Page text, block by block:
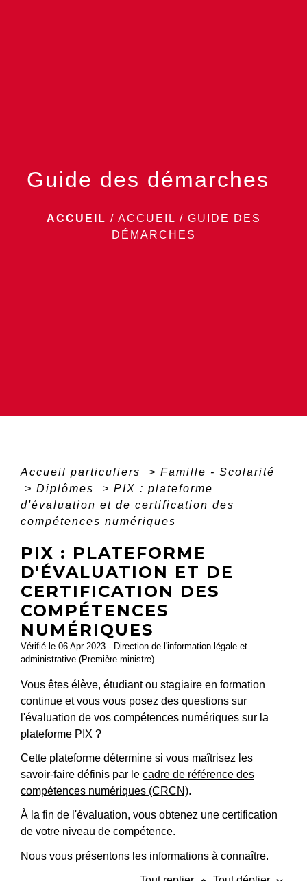
Guide des démarches
ACCUEIL / ACCUEIL / GUIDE DES
DÉMARCHES
Accueil particuliers > Famille - Scolarité
> Diplômes > PIX : plateforme
d'évaluation et de certification des
compétences numériques
PIX : PLATEFORME
D'ÉVALUATION ET DE
CERTIFICATION DES
COMPÉTENCES
NUMÉRIQUES
Vérifié le 06 Apr 2023 - Direction de l'information légale et
administrative (Première ministre)
Vous êtes élève, étudiant ou stagiaire en formation
continue et vous vous posez des questions sur
l'évaluation de vos compétences numériques sur la
plateforme PIX ?
Cette plateforme détermine si vous maîtrisez les
savoir-faire définis par le cadre de référence des
compétences numériques (CRCN).
À la fin de l'évaluation, vous obtenez une certification
de votre niveau de compétence.
Nous vous présentons les informations à connaître.